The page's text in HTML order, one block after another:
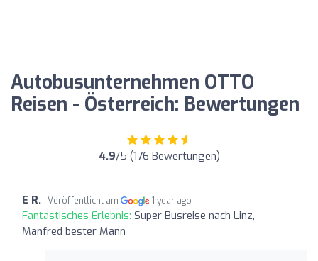
Autobusunternehmen OTTO
Reisen - Österreich: Bewertungen
4.9/5 (176 Bewertungen)
E R. Veröffentlicht am 1 year ago
Fantastisches Erlebnis: Super Busreise nach Linz,
Manfred bester Mann